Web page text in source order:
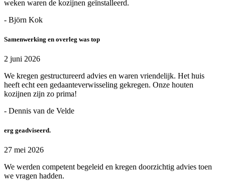
weken waren de kozijnen geïnstalleerd.
- Björn Kok
Samenwerking en overleg was top
2 juni 2026
We kregen gestructureerd advies en waren vriendelijk. Het huis
heeft echt een gedaanteverwisseling gekregen. Onze houten
kozijnen zijn zo prima!
- Dennis van de Velde
erg geadviseerd.
27 mei 2026
We werden competent begeleid en kregen doorzichtig advies toen
we vragen hadden.